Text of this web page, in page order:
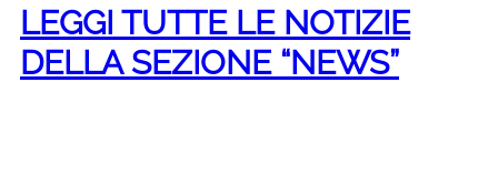
LEGGI TUTTE LE NOTIZIE
DELLA SEZIONE “NEWS”